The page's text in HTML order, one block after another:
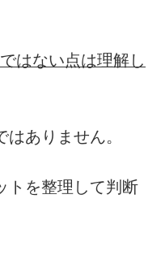
はない点は理解し
ありません。
トを整理して判断